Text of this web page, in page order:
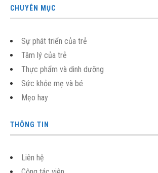
CHUYÊN MỤC
Sự phát triển của trẻ
Tâm lý của trẻ
Thực phẩm và dinh dưỡng
Sức khỏe mẹ và bé
Mẹo hay
THÔNG TIN
Liên hệ